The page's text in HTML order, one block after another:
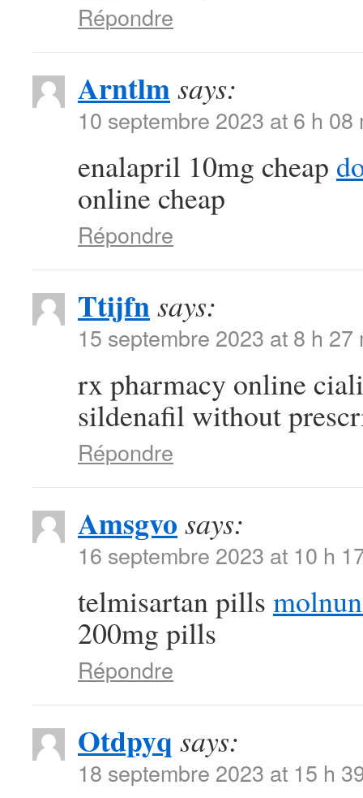
Répondre
Arntlmsays:
10 septembre 2023 at 6 h 08
enalapril 10mg cheap
online cheap
Répondre
Ttijfnsays:
15 septembre 2023 at 8 h 27
rx pharmacy online
sildenafil without
Répondre
Amsgvo says:
16 septembre 2023 at 10 h
telmisartan pills
200mg pills
Répondre
Otdpyq says:
18 septembre 2023 at 15 h